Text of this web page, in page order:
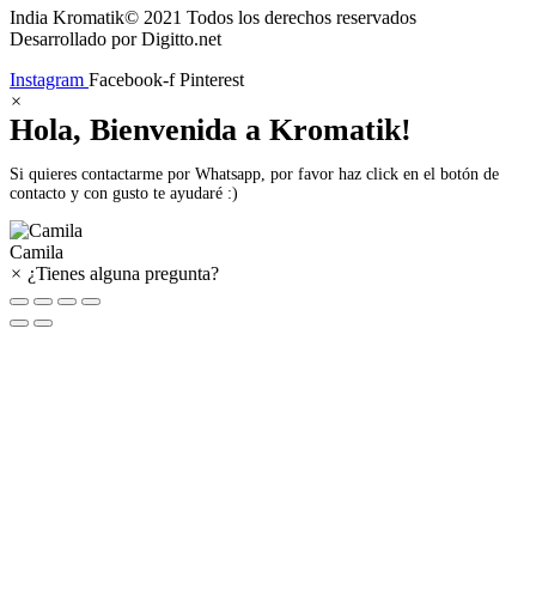
India Kromatik© 2021 Todos los derechos reservados
Desarrollado por Digitto.net
Instagram Facebook-f Pinterest
×
Hola, Bienvenida a Kromatik!
Si quieres contactarme por Whatsapp, por favor haz click en el botón de
contacto y con gusto te ayudaré :)
Camila
× ¿Tienes alguna pregunta?